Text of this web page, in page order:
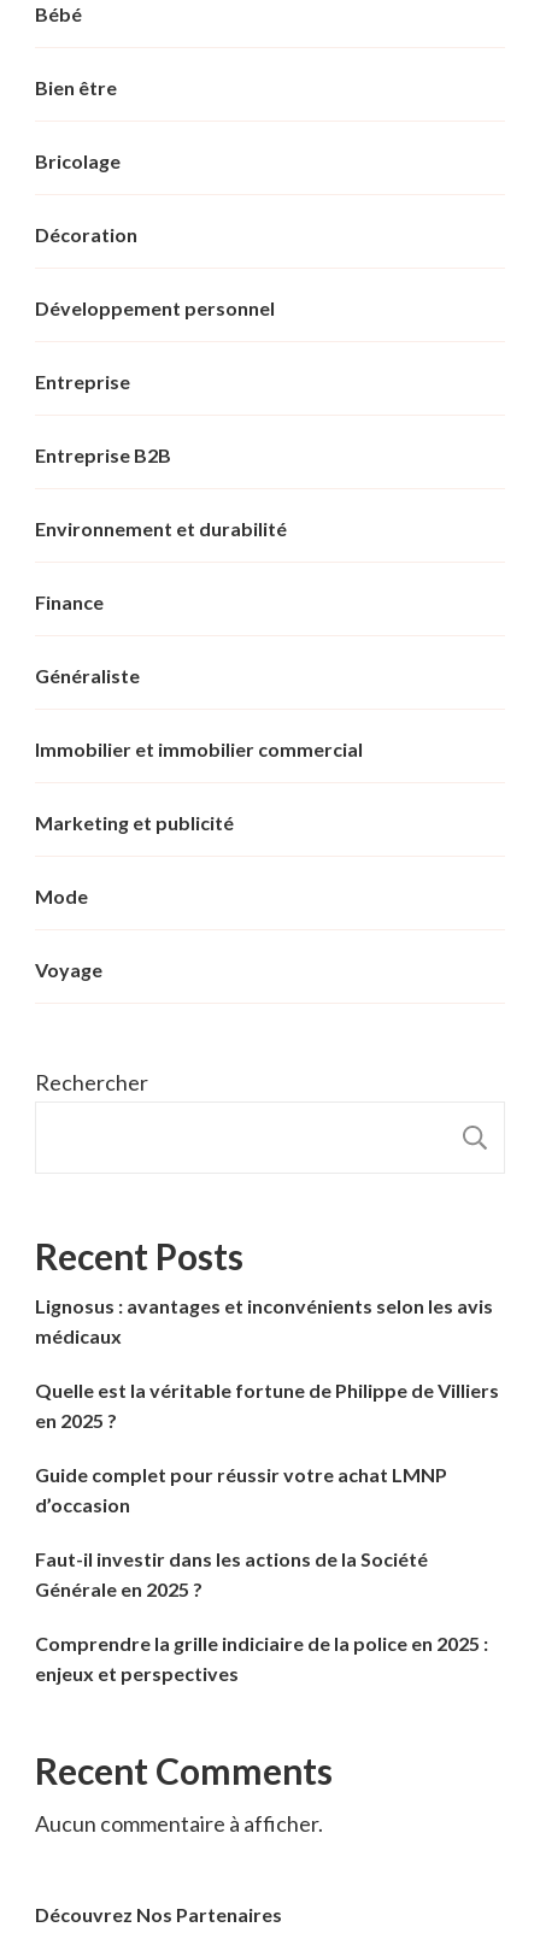
Bébé
Bien être
Bricolage
Décoration
Développement personnel
Entreprise
Entreprise B2B
Environnement et durabilité
Finance
Généraliste
Immobilier et immobilier commercial
Marketing et publicité
Mode
Voyage
Rechercher
Recent Posts
Lignosus : avantages et inconvénients selon les avis
médicaux
Quelle est la véritable fortune de Philippe de Villiers
en 2025 ?
Guide complet pour réussir votre achat LMNP
d’occasion
Faut-il investir dans les actions de la Société
Générale en 2025 ?
Comprendre la grille indiciaire de la police en 2025 :
enjeux et perspectives
Recent Comments
Aucun commentaire à afficher.
Découvrez Nos Partenaires